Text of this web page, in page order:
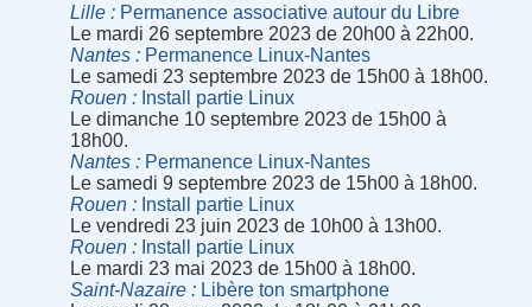
Lille
Permanence associative autour du Libre
Le mardi 26 septembre 2023 de 20h00 à 22h00.
Nantes
Permanence Linux-Nantes
Le samedi 23 septembre 2023 de 15h00 à 18h00.
Rouen
Install partie Linux
Le dimanche 10 septembre 2023 de 15h00 à
18h00.
Nantes
Permanence Linux-Nantes
Le samedi 9 septembre 2023 de 15h00 à 18h00.
Rouen
Install partie Linux
Le vendredi 23 juin 2023 de 10h00 à 13h00.
Rouen
Install partie Linux
Le mardi 23 mai 2023 de 15h00 à 18h00.
Saint-Nazaire
Libère ton smartphone